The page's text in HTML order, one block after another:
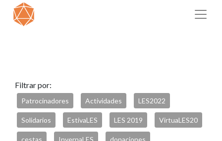
Filtrar por:
Patrocinadores Actividades LES2022
Solidarios EstivaLES LES 2019 VirtuaLES20
cestas InvernaLES donaciones